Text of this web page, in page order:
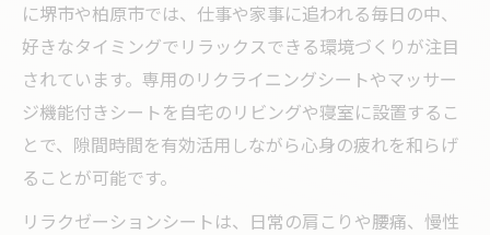
に堺市や柏原市では、仕事や家事に追われる毎日の中、
好きなタイミングでリラックスできる環境づくりが注目
されています。専用のリクライニングシートやマッサー
ジ機能付きシートを自宅のリビングや寝室に設置するこ
とで、隙間時間を有効活用しながら心身の疲れを和らげ
ることが可能です。
リラクゼーションシートは、日常の肩こりや腰痛、慢性